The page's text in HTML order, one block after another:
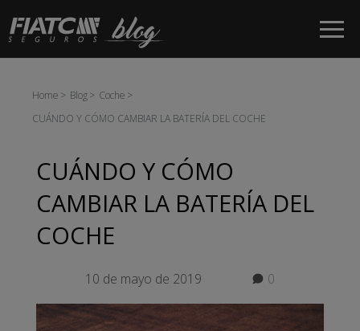
Saltar al contenido principal
Home Blog
Coche
CUÁNDO Y CÓMO CAMBIAR LA BATERÍA DEL COCHE
CUÁNDO Y CÓMO
CAMBIAR LA BATERÍA DEL
COCHE
10 de mayo de 2019 0